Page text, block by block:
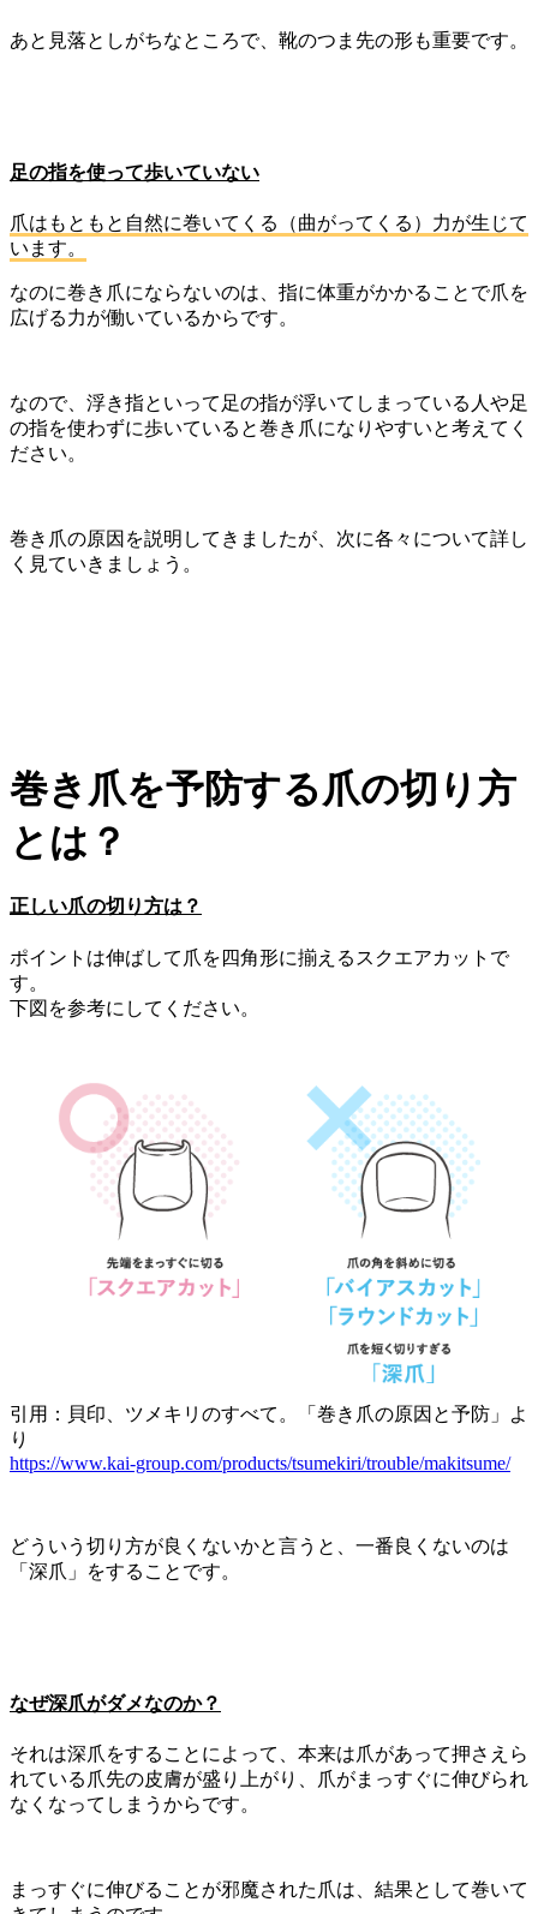
あと見落としがちなところで、靴のつま先の形も重要です。
足の指を使って歩いていない
爪はもともと自然に巻いてくる（曲がってくる）力が生じて
います。
なのに巻き爪にならないのは、指に体重がかかることで爪を
広げる力が働いているからです。
なので、浮き指といって足の指が浮いてしまっている人や足
の指を使わずに歩いていると巻き爪になりやすいと考えてく
ださい。
巻き爪の原因を説明してきましたが、次に各々について詳し
く見ていきましょう。
巻き爪を予防する爪の切り方
とは？
正しい爪の切り方は？
ポイントは伸ばして爪を四角形に揃えるスクエアカットで
す。
下図を参考にしてください。
引用：貝印、ツメキリのすべて。「巻き爪の原因と予防」よ
り
https://www.kai-group.com/products/tsumekiri/trouble/makitsume/
どういう切り方が良くないかと言うと、一番良くないのは
「深爪」をすることです。
なぜ深爪がダメなのか？
それは深爪をすることによって、本来は爪があって押さえら
れている爪先の皮膚が盛り上がり、爪がまっすぐに伸びられ
なくなってしまうからです。
まっすぐに伸びることが邪魔された爪は、結果として巻いて